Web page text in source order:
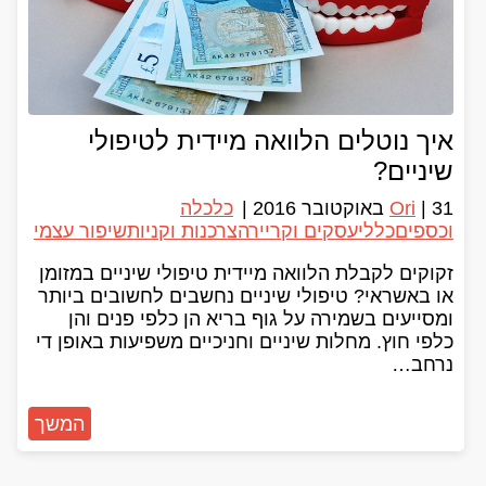
איך נוטלים הלוואה מיידית לטיפולי
שיניים?
Ori 31 באוקטובר 2016
כלכלה
וכספיםכלליעסקים וקריירהצרכנות וקניותשיפור עצמי
זקוקים לקבלת הלוואה מיידית טיפולי שיניים במזומן
או באשראי? טיפולי שיניים נחשבים לחשובים ביותר
ומסייעים בשמירה על גוף בריא הן כלפי פנים והן
כלפי חוץ. מחלות שיניים וחניכיים משפיעות באופן די
נרחב…
המשך